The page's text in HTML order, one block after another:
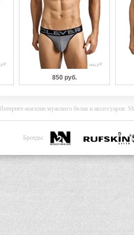
850 руб.
Интернет-магазин мужского белья и аксессуаров:
Бренды: